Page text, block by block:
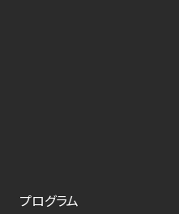
プログラム